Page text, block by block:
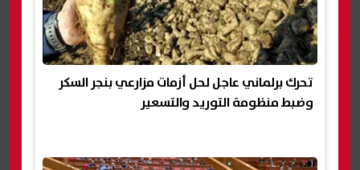
تحرك برلماني عاجل لحل أزمات مزارعي بنجر السكر
وضبط منظومة التوريد والتسعير